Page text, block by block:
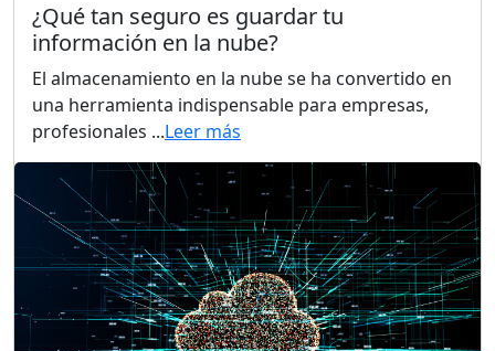
¿Qué tan seguro es guardar tu
información en la nube?
El almacenamiento en la nube se ha convertido en
una herramienta indispensable para empresas,
profesionales ...Leer más